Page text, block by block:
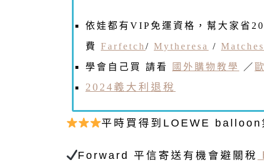
依娃都有VIP免運資格，幫大家省
費 Farfetch / Mytheresa /
學會自己買 請看 國外購物教學 ／
2024義大利退稅
平時買得到LOEWE balloon
Forward 平信寄送有機會避關稅